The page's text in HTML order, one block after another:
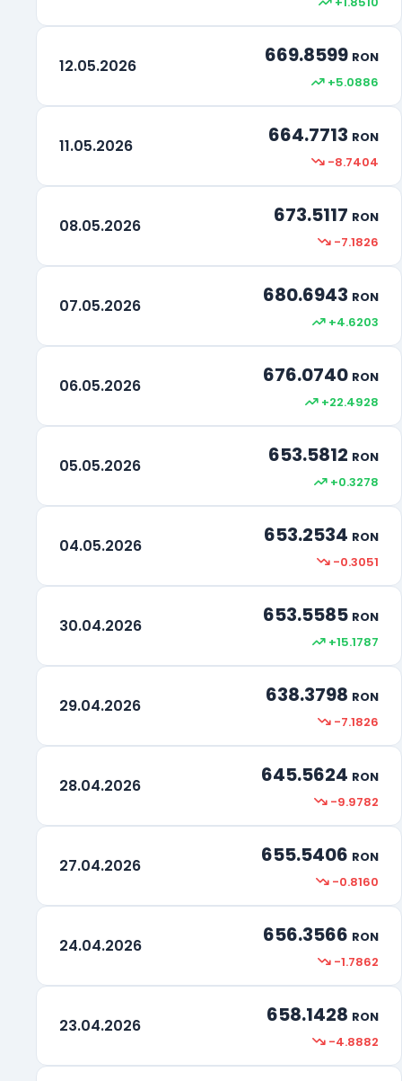
Rand Sud-African
12.05.2026 669.8599 RON
+5.0886
11.05.2026 664.7713 RON
-8.7404
08.05.2026 673.5117 RON
-7.1826
07.05.2026 680.6943 RON
+4.6203
06.05.2026 676.0740 RON
+22.4928
05.05.2026 653.5812 RON
+0.3278
04.05.2026 653.2534 RON
-0.3051
30.04.2026 653.5585 RON
+15.1787
29.04.2026 638.3798 RON
-7.1826
28.04.2026 645.5624 RON
-9.9782
27.04.2026 655.5406 RON
-0.8160
24.04.2026 656.3566 RON
-1.7862
23.04.2026 658.1428 RON
-4.8882